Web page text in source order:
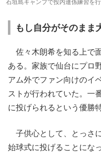
石垣島キャンプで投内連係練習を
もし自分がそのま
佐々木朗希を知る上で
ある。家族で仙台にプロ
アム外でファン向けのイ
ストが行われていた。一
に投げられるという優勝
子供心として、とっさ
始球式に投げることにな